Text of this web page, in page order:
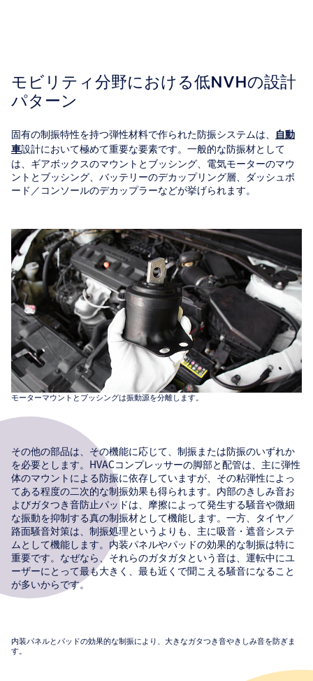
モビリティ分野における低NVHの設計
パターン
固有の制振特性を持つ弾性材料で作られた防振システムは、
自動
車設計において極めて重要な要素です。一般的な防振材として
は、ギアボックスのマウントとブッシング、電気モーターのマウ
ントとブッシング、バッテリーのデカップリング層、ダッシュボ
ード／コンソールのデカップラーなどが挙げられます。
モーターマウントとブッシングは振動源を分離します。
その他の部品は、その機能に応じて、制振または防振のいずれか
を必要とします。HVACコンプレッサーの脚部と配管は、主に弾性
体のマウントによる防振に依存していますが、その粘弾性によっ
てある程度の二次的な制振効果も得られます。内部のきしみ音お
よびガタつき音防止パッドは、摩擦によって発生する騒音や微細
な振動を抑制する真の制振材として機能します。一方、タイヤ／
路面騒音対策は、制振処理というよりも、主に吸音・遮音システ
ムとして機能します。内装パネルやパッドの効果的な制振は特に
重要です。なぜなら、それらのガタガタという音は、運転中にユ
ーザーにとって最も大きく、最も近くで聞こえる騒音になること
が多いからです。
内装パネルとパッドの効果的な制振により、大きなガタつき音やきしみ音を防ぎま
す。